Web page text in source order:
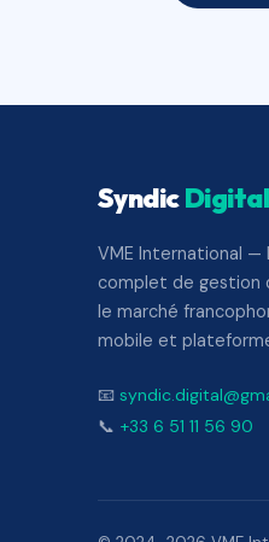
SyndicDigital
VME International —
complet de gestion
le marché
mobile et
📧
📞 +33 6 51 11 56 90